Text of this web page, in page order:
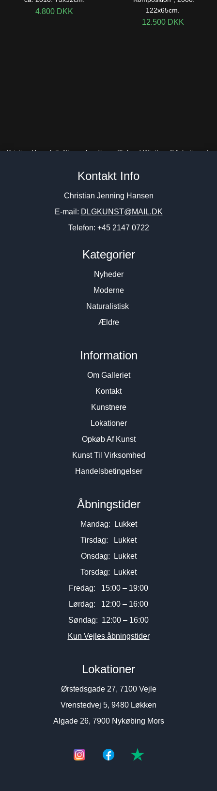
4.800 DKK
122x65cm.
12.500 DKK
Kristian Hornsleth “Its my boat”
Richard Winther. “Vinkation of
Kontakt Info
Christian Jenning Hansen
E-mail: DLGKUNST@MAIL.DK
Telefon: +45 2147 0722
Kategorier
Nyheder
Moderne
Naturalistisk
Ældre
Information
Om Galleriet
Kontakt
Kunstnere
Lokationer
Opkøb Af Kunst
Kunst Til Virksomhed
Handelsbetingelser
Åbningstider
Mandag: Lukket
Tirsdag: Lukket
Onsdag: Lukket
Torsdag: Lukket
Fredag: 15:00 – 19:00
Lørdag: 12:00 – 16:00
Søndag: 12:00 – 16:00
Kun Vejles åbningstider
Lokationer
Ørstedsgade 27, 7100 Vejle
Vrenstedvej 5, 9480 Løkken
Algade 26, 7900 Nykøbing Mors